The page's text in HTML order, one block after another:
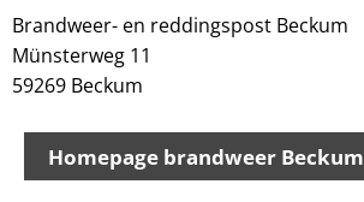
Brandweer- en reddingspost Beckum
Münsterweg 11
59269 Beckum
Homepage brandweer Beckum